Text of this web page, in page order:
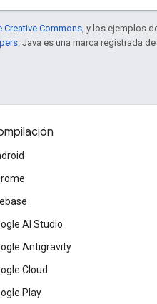
Creative Commons , y los ejemplos
. Java es una marca registrada
AI Studio
Antigravity
Cloud
Play